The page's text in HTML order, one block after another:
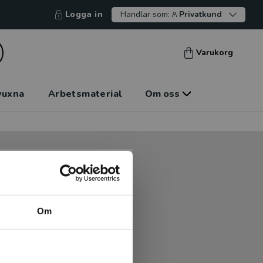
Om
Logga in Handlar som: Privatkund
Varukorg
Arbetsmaterial Om oss
betala mot faktura
hos oss.